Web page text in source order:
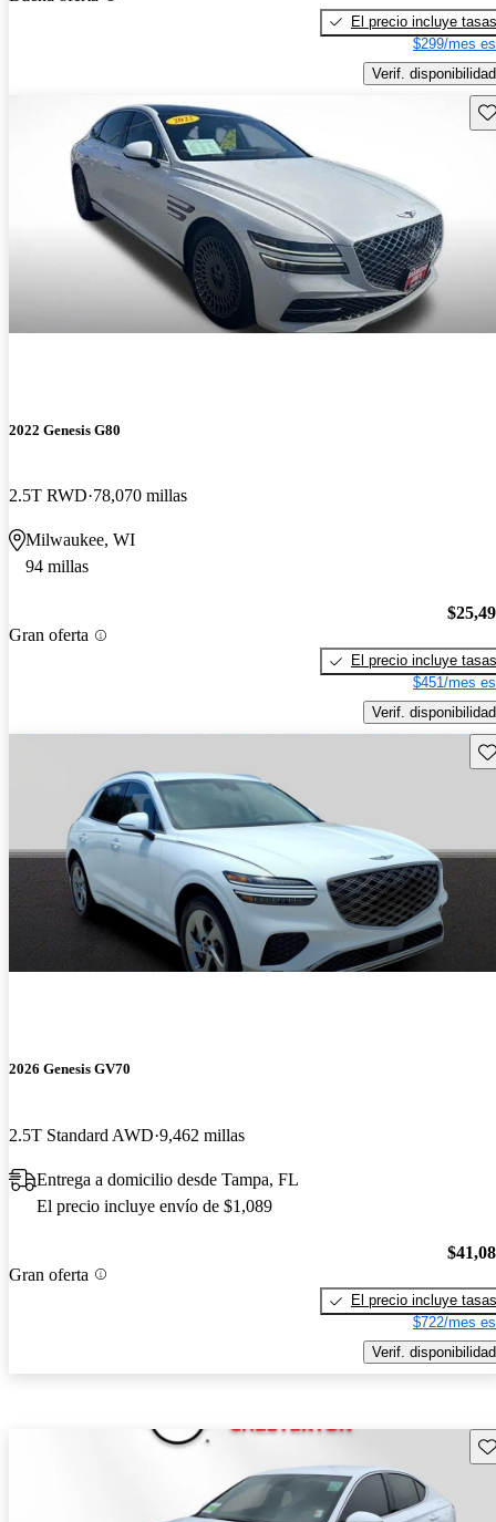
El precio incluye tasas
$299/mes
Verif. disponibilidad
2022 Genesis G80
2.5T RWD 78,070 millas
Milwaukee, WI
94 millas
Gran oferta
El precio incluye tasas
$451/mes
Verif. disponibilidad
2026 Genesis GV70
2.5T Standard AWD 9,462 millas
Entrega a domicilio desde Tampa, FL
El precio incluye envío de $1,089
Gran oferta
El precio incluye tasas
$722/mes
Verif. disponibilidad